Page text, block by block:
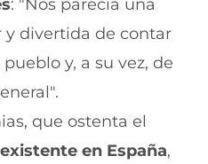
: "Nos parecía una
divertida de contar
y, a su vez, de
que ostenta el
en España,